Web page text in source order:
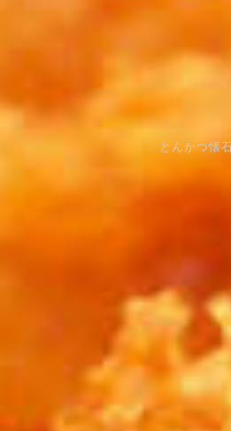
とんかつ懐